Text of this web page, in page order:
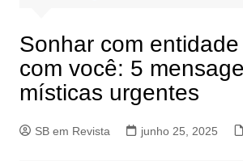
Sonhar com
com você: 5
místicas urgentes
SB em Revista junho 25, 2025